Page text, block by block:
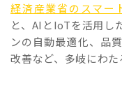
経済産業省のスマー
と、AIとIoTを活用し
ンの自動最適化、品
改善など、多岐にわた